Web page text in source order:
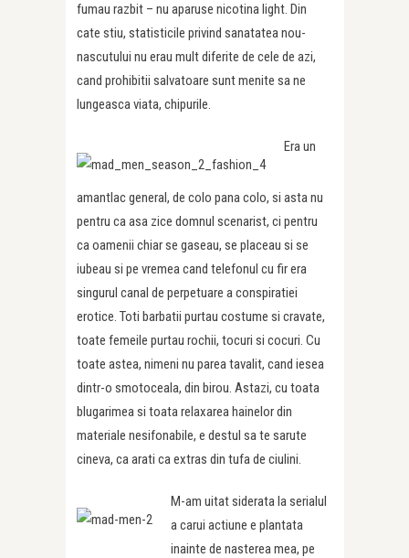
fumau razbit – nu aparuse nicotina light. Din
cate stiu, statisticile privind sanatatea nou-
nascutului nu erau mult diferite de cele de azi,
cand prohibitii salvatoare sunt menite sa ne
lungeasca viata, chipurile.
Era un
amantlac general, de colo pana colo, si asta nu
pentru ca asa zice domnul scenarist, ci pentru
ca oamenii chiar se gaseau, se placeau si se
iubeau si pe vremea cand telefonul cu fir era
singurul canal de perpetuare a conspiratiei
erotice. Toti barbatii purtau costume si cravate,
toate femeile purtau rochii, tocuri si cocuri. Cu
toate astea, nimeni nu parea tavalit, cand iesea
dintr-o smotoceala, din birou. Astazi, cu toata
blugarimea si toata relaxarea hainelor din
materiale nesifonabile, e destul sa te sarute
cineva, ca arati ca extras din tufa de ciulini.
M-am uitat siderata la serialul
a carui actiune e plantata
inainte de nasterea mea, pe